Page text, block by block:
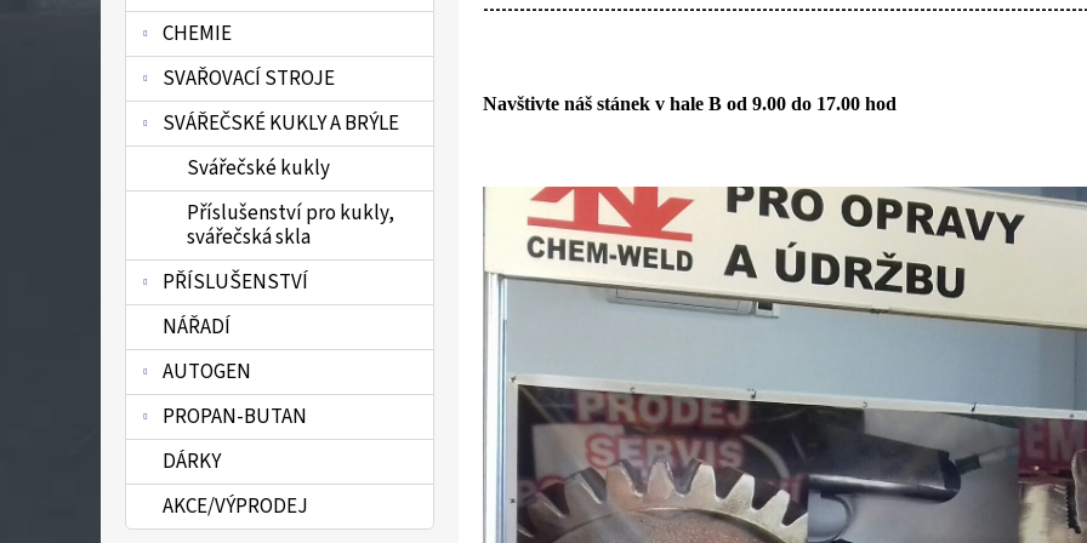
CHEMIE
SVAŘOVACÍ STROJE
SVÁŘEČSKÉ KUKLY A BRÝLE
Svářečské kukly
Příslušenství pro kukly,
svářečská skla
PŘÍSLUŠENSTVÍ
NÁŘADÍ
AUTOGEN
PROPAN-BUTAN
DÁRKY
AKCE/VÝPRODEJ
Navštivte náš stánek v hale B od 9.00 do 17.00 hod